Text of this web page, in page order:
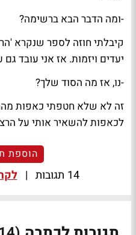
-ומה הדבר הבא ברשימה?
קיבלתי חוזה לספר שנקרא
יעדים ויזמות. אז אני עובד גם
-נו, אז מה הסוד שלך?
זה לא שלא חטפתי כאפות
לכאפות להשאיר אותי על
הוספת
14 תגובות |